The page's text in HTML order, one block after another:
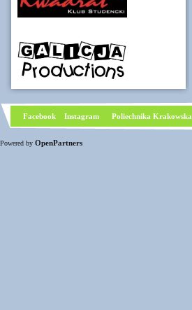
Facebook Instagram Poliechnika Krakowska
Powered by OpenPartners